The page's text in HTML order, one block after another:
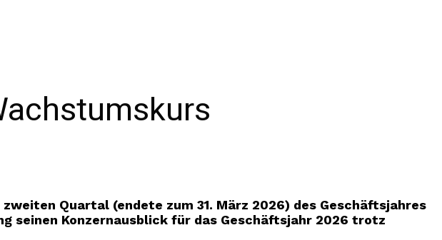
Quartal (endete zum 31. März 2026) des Geschäftsjahres
seinen Konzernausblick für das Geschäftsjahr 2026 trotz